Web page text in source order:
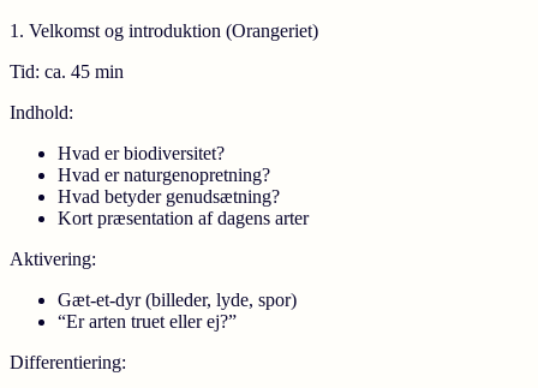
1. Velkomst og introduktion (Orangeriet)
Tid: ca. 45 min
Indhold:
Hvad er biodiversitet?
Hvad er naturgenopretning?
Hvad betyder genudsætning?
Kort præsentation af dagens arter
Aktivering:
Gæt-et-dyr (billeder, lyde, spor)
“Er arten truet eller ej?”
Differentiering: